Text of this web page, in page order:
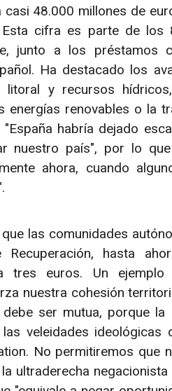
48.000 millones de
cifra es parte de los
junto a los préstamos
Ha destacado los
litoral y recursos
energías renovables o la
habría dejado
nuestro país", por lo
ahora, cuando
las comunidades
hasta
tres euros. Un
nuestra cohesión
ser mutua, porque la
veleidades ideológicas
No permitiremos que
ultraderecha